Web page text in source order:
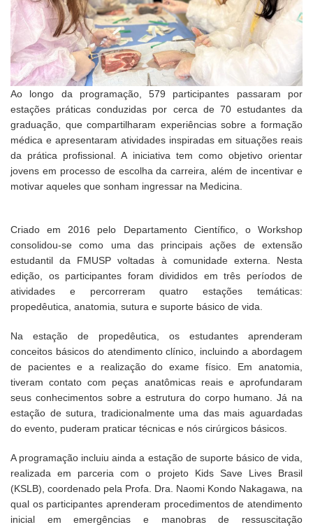
Ao longo da programação, 579 participantes passaram por
estações práticas conduzidas por cerca de 70 estudantes da
graduação, que compartilharam experiências sobre a formação
médica e apresentaram atividades inspiradas em situações reais
da prática profissional. A iniciativa tem como objetivo orientar
jovens em processo de escolha da carreira, além de incentivar e
motivar aqueles que sonham ingressar na Medicina.
Criado em 2016 pelo Departamento Científico, o Workshop
consolidou-se como uma das principais ações de extensão
estudantil da FMUSP voltadas à comunidade externa. Nesta
edição, os participantes foram divididos em três períodos de
atividades e percorreram quatro estações temáticas:
propedêutica, anatomia, sutura e suporte básico de vida.
Na estação de propedêutica, os estudantes aprenderam
conceitos básicos do atendimento clínico, incluindo a abordagem
de pacientes e a realização do exame físico. Em anatomia,
tiveram contato com peças anatômicas reais e aprofundaram
seus conhecimentos sobre a estrutura do corpo humano. Já na
estação de sutura, tradicionalmente uma das mais aguardadas
do evento, puderam praticar técnicas e nós cirúrgicos básicos.
A programação incluiu ainda a estação de suporte básico de vida,
realizada em parceria com o projeto Kids Save Lives Brasil
(KSLB), coordenado pela Profa. Dra. Naomi Kondo Nakagawa, na
qual os participantes aprenderam procedimentos de atendimento
inicial em emergências e manobras de ressuscitação